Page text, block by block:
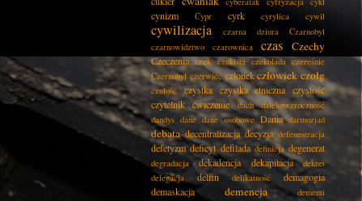
cynizm Cypr cyrk cyrylica cywil
cywilizacja czarna dziura
Czarnobyl
czarnowidztwo
czarownica czas Czechy
Czeczenia czek czekista czekolada czereśnie
Czernobyl czerwiec członek człowiek czołg
czułość czystka czystka etniczna czystość
czytelnik ćwiczenie dach
dalekowzroczność
dandys dane dane osobowe Dania darmozjad
debata decentralizacja decyzja defenestracja
defetyzm deficyt defilada definicja degenerat
degradacja dekadencja dekapitacja
dekret
delegacja
delfin delikatność
demagogia
demaskacja
demencja dementi